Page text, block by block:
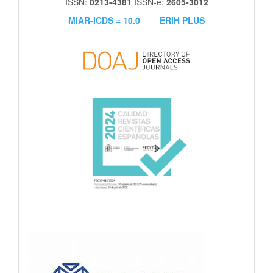
MIAR-ICDS = 10.0
ERIH PLUS